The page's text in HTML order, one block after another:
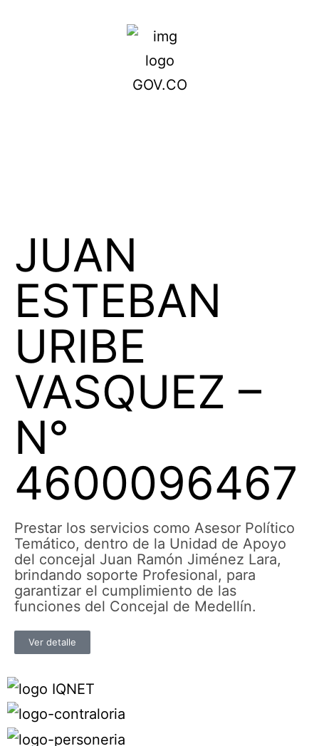
JUAN
ESTEBAN
URIBE
VASQUEZ –
N°
4600096467
Prestar los servicios como Asesor Político
Temático, dentro de la Unidad de Apoyo
del concejal Juan Ramón Jiménez Lara,
brindando soporte Profesional, para
garantizar el cumplimiento de las
funciones del Concejal de Medellín.
Ver detalle